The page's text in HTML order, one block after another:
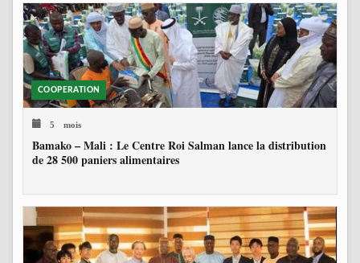
COOPERATION
5 mois
Bamako – Mali : Le Centre Roi Salman lance la distribution
de 28 500 paniers alimentaires